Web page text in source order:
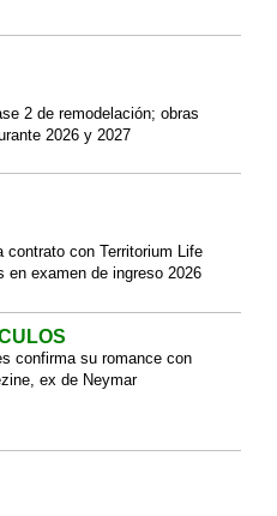
2 de remodelación; obras
2026 y 2027
contrato con Territorium Life
en examen de ingreso 2026
confirma su romance con
ex de Neymar